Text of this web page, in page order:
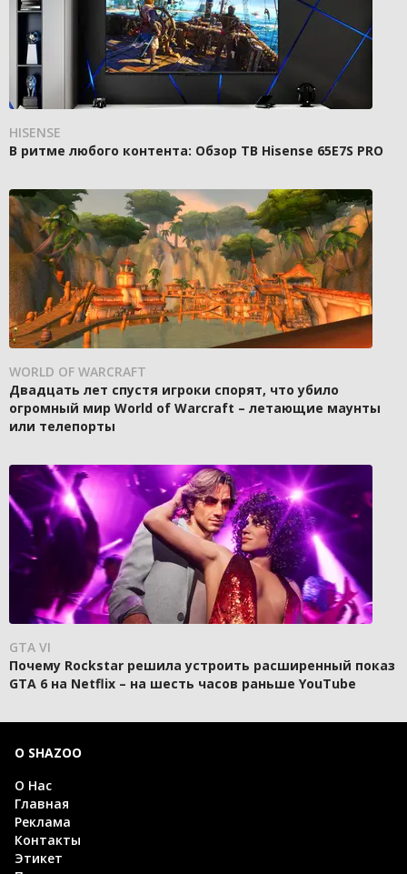
HISENSE
В ритме любого контента: Обзор ТВ Hisense 65E7S PRO
WORLD OF WARCRAFT
Двадцать лет спустя игроки спорят, что убило
огромный мир World of Warcraft – летающие маунты
или телепорты
GTA VI
Почему Rockstar решила устроить расширенный показ
GTA 6 на Netflix – на шесть часов раньше YouTube
О SHAZOO
О Нас
Главная
Реклама
Контакты
Этикет